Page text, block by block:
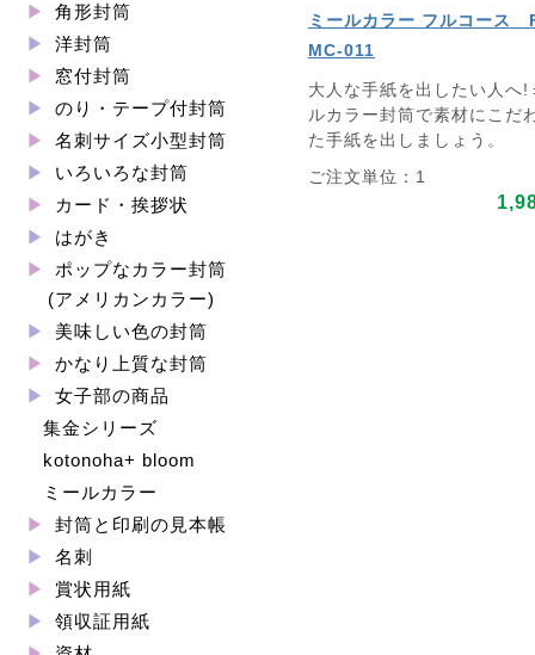
角形封筒
洋封筒
窓付封筒
のり・テープ付封筒
名刺サイズ小型封筒
いろいろな封筒
カード・挨拶状
はがき
ポップなカラー封筒
(アメリカンカラー)
美味しい色の封筒
かなり上質な封筒
女子部の商品
集金シリーズ
kotonoha+ bloom
ミールカラー
封筒と印刷の見本帳
名刺
賞状用紙
領収証用紙
ミールカラー フルコース
MC-011
大人な手紙を出したい人へ!
ルカラー封筒で素材にこだ
た手紙を出しましょう。
ご注文単位：1